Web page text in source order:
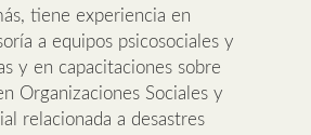
tiene experiencia en
a equipos psicosociales y
y en capacitaciones sobre
Organizaciones Sociales y
relacionada a desastres